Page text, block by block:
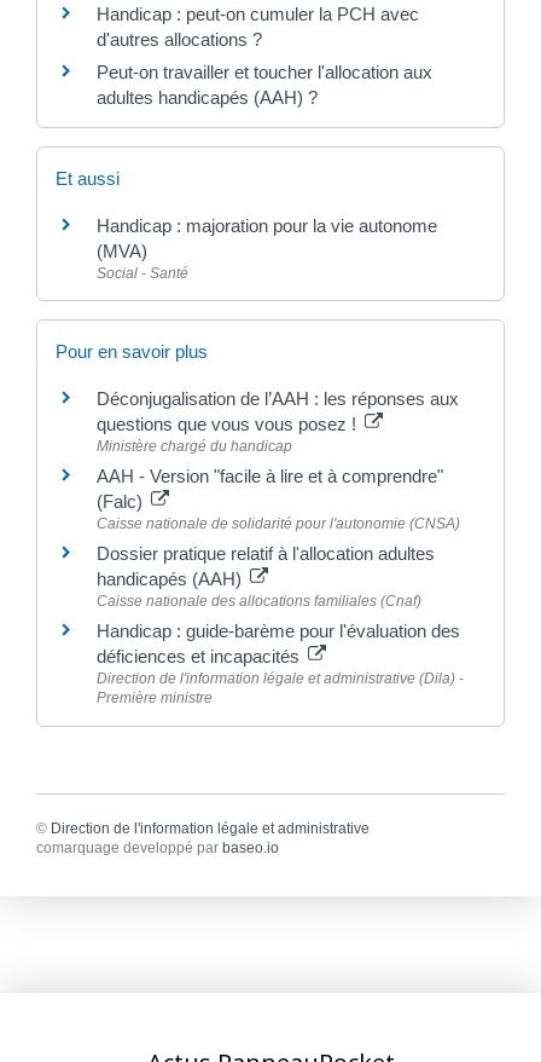
Handicap : peut-on cumuler la PCH avec
d'autres allocations ?
Peut-on travailler et toucher l'allocation aux
adultes handicapés (AAH) ?
Et aussi
Handicap : majoration pour la vie autonome
(MVA)
Social - Santé
Pour en savoir plus
Déconjugalisation de l’AAH : les réponses aux
questions que vous vous posez !
Ministère chargé du handicap
AAH - Version "facile à lire et à comprendre"
(Falc)
Caisse nationale de solidarité pour l'autonomie (CNSA)
Dossier pratique relatif à l'allocation adultes
handicapés (AAH)
Caisse nationale des allocations familiales (Cnaf)
Handicap : guide-barème pour l'évaluation des
déficiences et incapacités
Direction de l'information légale et administrative (Dila) -
Première ministre
© Direction de l'information légale et administrative
comarquage developpé par baseo.io